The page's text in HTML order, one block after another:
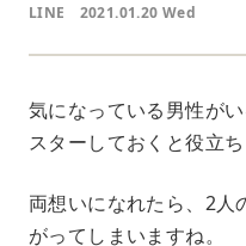
LINE 2021.01.20 Wed
気になっている男性が
スターしておくと役立ち
両想いになれたら、2人
がってしまいますね。